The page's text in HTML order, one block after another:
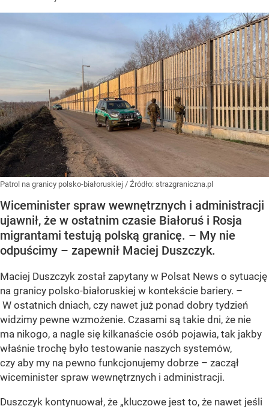
Patrol na granicy polsko-białoruskiej / Źródło: strazgraniczna.pl
Wiceminister spraw wewnętrznych i administracji
ujawnił, że w ostatnim czasie Białoruś i Rosja
migrantami testują polską granicę. – My nie
odpuścimy – zapewnił Maciej Duszczyk.
Maciej Duszczyk został zapytany w Polsat News o sytuację
na granicy polsko-białoruskiej w kontekście bariery. –
W ostatnich dniach, czy nawet już ponad dobry tydzień
widzimy pewne wzmożenie. Czasami są takie dni, że nie
ma nikogo, a nagle się kilkanaście osób pojawia, tak jakby
właśnie trochę było testowanie naszych systemów,
czy aby my na pewno funkcjonujemy dobrze – zaczął
wiceminister spraw wewnętrznych i administracji.
Duszczyk kontynuował, że „kluczowe jest to, że nawet jeśli